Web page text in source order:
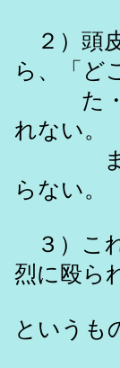
２）頭
ら、「ど
た・こ
れない。
また「
らない。
３）こ
烈に殴ら
というも